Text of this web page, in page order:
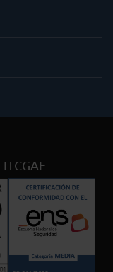
ITCGAE